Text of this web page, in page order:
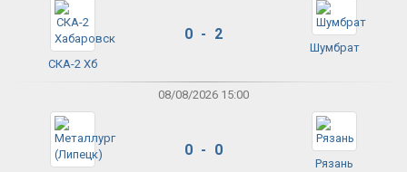
СКА-2 Хб
0 - 2
Шумбрат
08/08/2026 15:00
0 - 0
Рязань